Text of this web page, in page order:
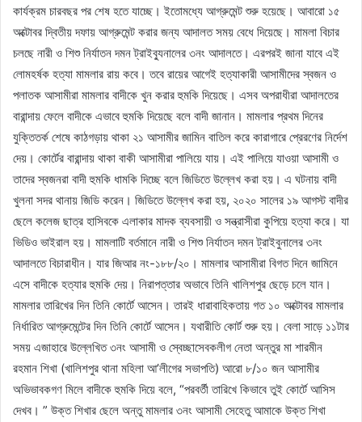
কার্যক্রম চারবছর পর শেষ হতে যাচ্ছে। ইতোমধ্যে আগ্রুমেন্ট শুরু হয়েছে। আবারো ১৫
অক্টোবর দ্বিতীয় দফায় আগ্রুমেন্ট করার জন্য আদালত সময় বেধে দিয়েছে। মামলা বিচার
চলছে নারী ও শিশু নির্যাতন দমন ট্রাইব্যুনালের ৩নং আদালতে। এরপরই জানা যাবে এই
লোমহর্ষক হত্যা মামলার রায় কবে। তবে রায়ের আগেই হত্যাকারী আসামীদের স্বজন ও
পলাতক আসামীরা মামলার বাদীকে খুন করার হুমকি দিয়েছে। এসব অপরাধীরা আদালতের
বারান্দায় ফেলে বাদীকে এভাবে হুমকি দিয়েছে বলে বাদী জানান। মামলার প্রথম দিনের
যুক্তিতর্ক শেষে কাঠগড়ায় থাকা ২১ আসামীর জামিন বাতিল করে কারাগারে প্রেরণের নির্দেশ
দেয়। কোর্টের বারান্দায় থাকা বাকী আসামীরা পালিয়ে যায়। এই পালিয়ে যাওয়া আসামী ও
তাদের স্বজনরা বাদী হুমকি ধামকি দিচ্ছে বলে জিডিতে উল্লেখ করা হয়। এ ঘটনায় বাদী
খুলনা সদর থানায় জিডি করেন। জিডিতে উল্লেখ করা হয়, ২০২০ সালের ১৯ আগস্ট বাদীর
ছেলে কলেজ ছাত্র হাসিবকে এলাকার মাদক ব্যবসায়ী ও সন্ত্রাসীরা কুপিয়ে হত্যা করে। যা
ভিডিও ভাইরাল হয়। মামলাটি বর্তমানে নারী ও শিশু নির্যাতন দমন ট্রাইবুনালের ৩নং
আদালতে বিচারাধীন। যার জিআর নং-১৮৮/২০। মামলার আসামীরা বিগত দিনে জামিনে
এসে বাদীকে হত্যার হুমকি দেয়। নিরাপত্তার অভাবে তিনি খালিশপুর ছেড়ে চলে যান।
মামলার তারিখের দিন তিনি কোর্টে আসেন। তারই ধারাবাহিকতায় গত ১০ অক্টোবর মামলার
নির্ধারিত আগ্রুমেন্টের দিন তিনি কোর্টে আসেন। যথারীতি কোর্ট শুরু হয়। বেলা সাড়ে ১১টার
সময় এজাহারে উল্লেখিত ৩নং আসামী ও স্বেচ্ছাসেবকলীগ নেতা অন্তুর মা শারমীন
রহমান শিখা (খালিশপুর থানা মহিলা আ’লীগের সভাপতি) আরো ৮/১০ জন আসামীর
অভিভাবকগণ মিলে বাদীকে হুমকি দিয়ে বলে, “পরবর্তী তারিখে কিভাবে তুই কোর্টে আসিস
দেখব। ” উক্ত শিখার ছেলে অন্তু মামলার ৩নং আসামী সেহেতু আমাকে উক্ত শিখা